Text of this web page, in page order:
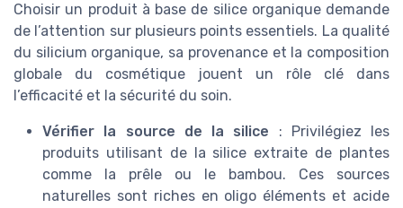
Choisir un produit à base de silice organique demande
de l’attention sur plusieurs points essentiels. La qualité
du silicium organique, sa provenance et la composition
globale du cosmétique jouent un rôle clé dans
l’efficacité et la sécurité du soin.
Vérifier la source de la silice : Privilégiez les
produits utilisant de la silice extraite de plantes
comme la prêle ou le bambou. Ces sources
naturelles sont riches en oligo éléments et acide